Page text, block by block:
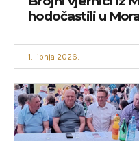
hodočastili u
1. lipnja 2026.